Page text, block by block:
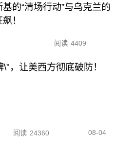
基的“清场行动”与乌克兰的
！
阅读 4409
，让美西方彻底破防！
阅读 24360 08-04